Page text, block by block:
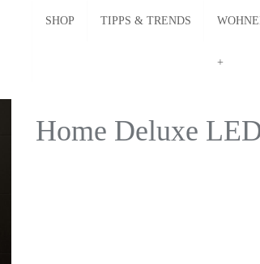
SHOP TIPPS & TRENDS
Home Deluxe